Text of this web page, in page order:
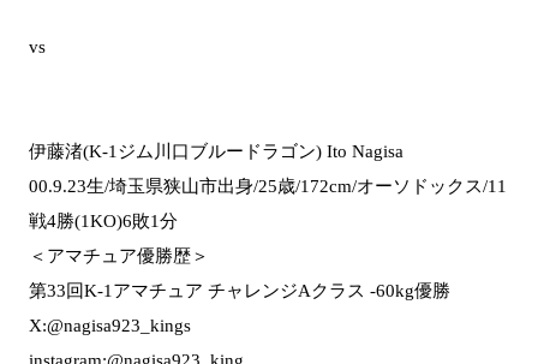
vs
伊藤渚(K-1ジム川口ブルードラゴン) Ito Nagisa
00.9.23生/埼玉県狭山市出身/25歳/172cm/オーソドックス/11
戦4勝(1KO)6敗1分
＜アマチュア優勝歴＞
第33回K-1アマチュア チャレンジAクラス -60kg優勝
X:@nagisa923_kings